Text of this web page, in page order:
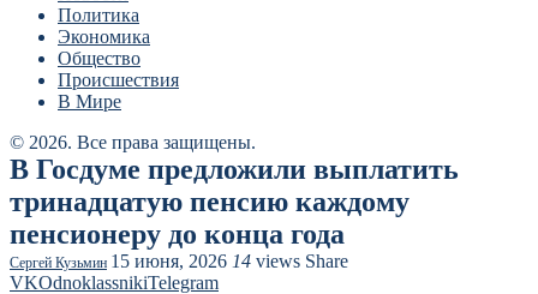
Политика
Экономика
Общество
Происшествия
В Мире
© 2026. Все права защищены.
В Госдуме предложили выплатить
тринадцатую пенсию каждому
пенсионеру до конца года
Сергей Кузьмин 15 июня, 2026 14 views Share
VKOdnoklassnikiTelegram